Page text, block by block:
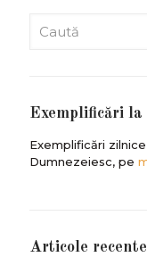
Exemplificări la
Exemplificări
Dumnezeiesc, pe
Articole recente